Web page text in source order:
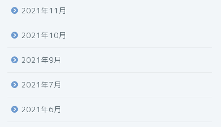
2021年11月
2021年10月
2021年9月
2021年7月
2021年6月